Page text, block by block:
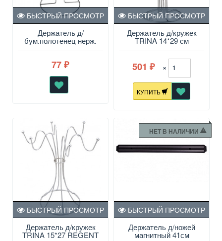
Держатель д/
бум.полотенец нерж.
"ЗОЛУШКА", h=29см
БЫСТРЫЙ ПРОСМОТР
77 ₽
Держатель д/кружек
TRINA 14*29 см
БЫСТРЫЙ ПРОСМОТР
501 ₽ ×
КУПИТЬ
Держатель д/кружек
TRINA 15*27 REGENT
БЫСТРЫЙ ПРОСМОТР
НЕТ В НАЛИЧИИ
Держатель д/ножей
магнитный 41см
БЫСТРЫЙ ПРОСМОТР